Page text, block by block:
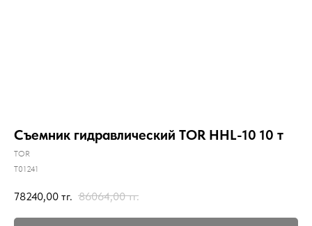
Съемник гидравлический TOR HHL-10 10 т
TOR
T01241
78240,00 тг. 86064,00 тг.